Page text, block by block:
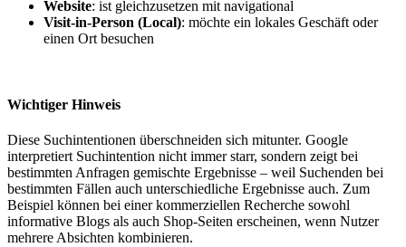
Website: ist gleichzusetzen mit navigational
Visit-in-Person (Local): möchte ein lokales Geschäft oder
einen Ort besuchen
Wichtiger Hinweis
Diese Suchintentionen überschneiden sich mitunter. Google
interpretiert Suchintention nicht immer starr, sondern zeigt bei
bestimmten Anfragen gemischte Ergebnisse – weil Suchenden bei
bestimmten Fällen auch unterschiedliche Ergebnisse auch. Zum
Beispiel können bei einer kommerziellen Recherche sowohl
informative Blogs als auch Shop-Seiten erscheinen, wenn Nutzer
mehrere Absichten kombinieren.